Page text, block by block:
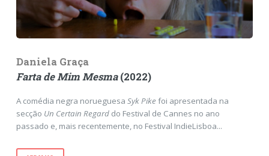
Daniela Graça
Farta de Mim Mesma(2022)
A comédia negra norueguesa Syk Pike foi apresentada na
secção Un Certain Regarddo Festival de Cannes no ano
passado e, mais recentemente, no Festival IndieLisboa...